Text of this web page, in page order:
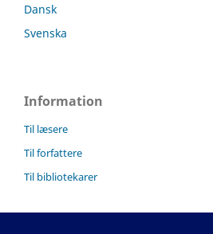
Dansk
Svenska
Information
Til læsere
Til forfattere
Til bibliotekarer